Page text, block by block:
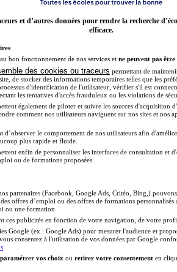
à Lyon
par alternance
alternance
en alternance
alternance
alternance
alternance
et d’autres données pour rendre la recherche
efficace.
au bon fonctionnement de nos services et ne peuvent pas être
des cookies ou traceurs permettant de
de stocker des informations temporaires telles que les
d'identification de l'utilisateur, vérifier s'il est
les tentatives d'accès frauduleux ou les violations de
également de piloter et suivre les sources d'acquisition
comment nos utilisateurs naviguent sur nos sites et nos
d’observer le comportement de nos utilisateurs afin
plus rapide et fluide.
enfin de personnaliser les interfaces de consultation et
ou de formations proposées.
nos partenaires (Facebook, Google Ads, Critéo, Bing,)
offres d’emploi ou des offres de formations
ou une formation.
ces publicités en fonction de votre navigation, de votre
Google (ex : Google Ads) pour mesurer l'audience et
consentez à l'utilisation de vos données par Google
paramétrer vos choix ou retirer votre consentement en